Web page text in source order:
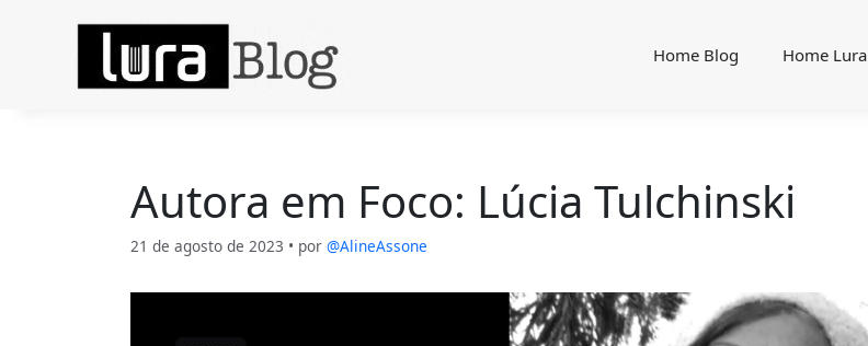
conteúdo
Home Blog Home Lura
Autora em Foco: Lúcia Tulchinski
21 de agosto de 2023 • por@AlineAssone